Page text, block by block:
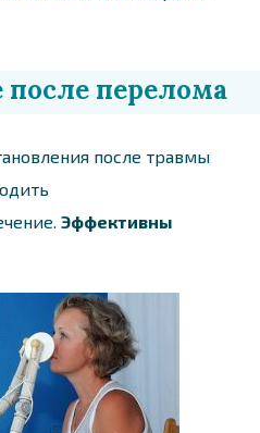
после перелома
после травмы
Эффективны